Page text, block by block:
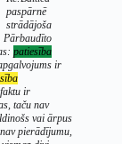
paspārnē
strādājoša
Pārbaudīto
patiesība
ir
ir
taču nav
vai ārpus
pierādījumu,